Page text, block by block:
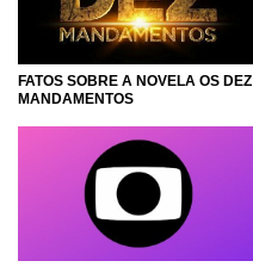
FATOS SOBRE A NOVELA OS DEZ
MANDAMENTOS